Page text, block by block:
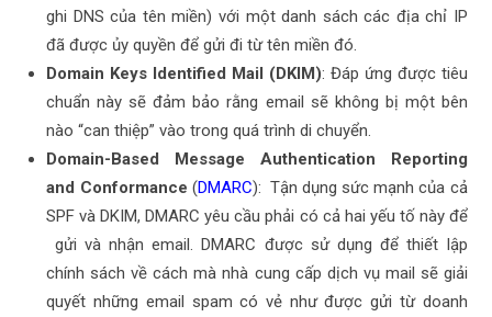
ghi DNS của tên miền) với một danh sách các địa chỉ IP
đã được ủy quyền để gửi đi từ tên miền đó.
Domain Keys Identified Mail (DKIM): Đáp ứng được tiêu
chuẩn này sẽ đảm bảo rằng email sẽ không bị một bên
nào “can thiệp” vào trong quá trình di chuyển.
Domain-Based Message Authentication Reporting
and Conformance (DMARC): Tận dụng sức mạnh của cả
SPF và DKIM, DMARC yêu cầu phải có cả hai yếu tố này để
gửi và nhận email. DMARC được sử dụng để thiết lập
chính sách về cách mà nhà cung cấp dịch vụ mail sẽ giải
quyết những email spam có vẻ như được gửi từ doanh